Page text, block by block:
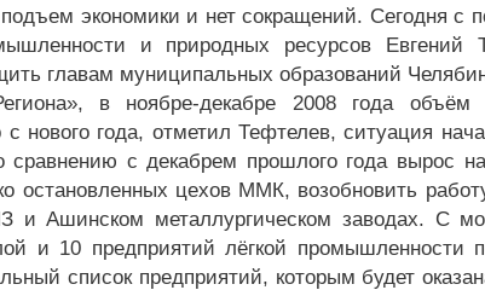
экономики и нет сокращений. Сегодня с
и природных ресурсов Евгений
главам муниципальных образований
в ноябре-декабре 2008 года объём
нового года, отметил Тефтелев, ситуация
сравнению с декабрем прошлого года вырос
остановленных цехов ММК, возобновить
и Ашинском металлургическом заводах. С
и 10 предприятий лёгкой промышленности
список предприятий, которым будет